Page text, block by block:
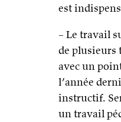
est
– Le travail
de plusieurs
avec un
l’année
instructif.
un travail